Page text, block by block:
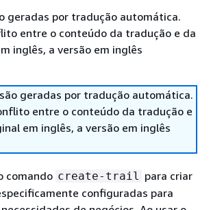
geradas por tradução automática.
entre o conteúdo da tradução e da
inglês, a versão em inglês
geradas por tradução automática.
entre o conteúdo da tradução e
em inglês, a versão em inglês
comando create-trail para criar
configuradas para